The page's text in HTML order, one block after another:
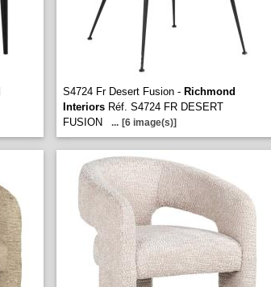
S4724 Fr Desert Fusion - Richmond
Interiors Réf. S4724 FR DESERT
FUSION
... [6 image(s)]